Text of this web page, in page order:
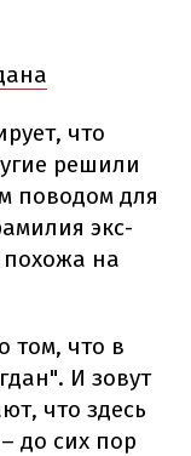
что
решили
поводом для
экс-
на
том, что в
И зовут
что здесь
до сих пор